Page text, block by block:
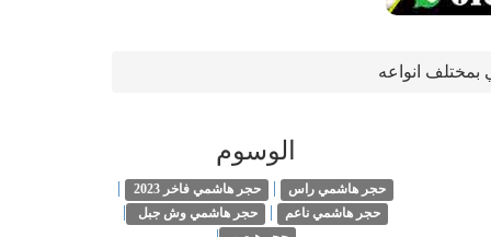
بمختلف انواعه
الوسوم
حجر هاشمي راس | حجر هاشمي فاخر 2023 |
حجر هاشمي ناعم | حجر هاشمي وش جبل |